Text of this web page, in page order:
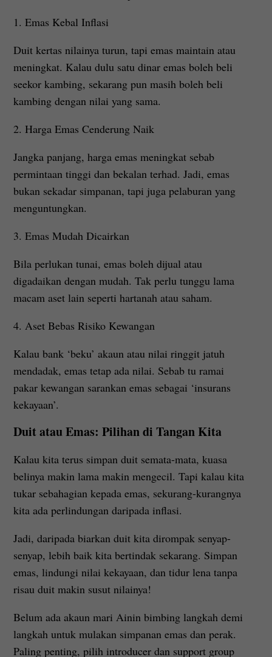
1. Emas Kebal Inflasi
Duit kertas nilainya turun, tapi emas maintain atau
meningkat. Kalau dulu satu dinar emas boleh beli
seekor kambing, sekarang pun masih boleh beli
kambing dengan nilai yang sama.
2. Harga Emas Cenderung Naik
Jangka panjang, harga emas meningkat sebab
permintaan tinggi dan bekalan terhad. Jadi, emas
bukan sekadar simpanan, tapi juga pelaburan yang
menguntungkan.
3. Emas Mudah Dicairkan
Bila perlukan tunai, emas boleh dijual atau
digadaikan dengan mudah. Tak perlu tunggu lama
macam aset lain seperti hartanah atau saham.
4. Aset Bebas Risiko Kewangan
Kalau bank ‘beku’ akaun atau nilai ringgit jatuh
mendadak, emas tetap ada nilai. Sebab tu ramai
pakar kewangan sarankan emas sebagai ‘insurans
kekayaan’.
Duit atau Emas: Pilihan di Tangan Kita
Kalau kita terus simpan duit semata-mata, kuasa
belinya makin lama makin mengecil. Tapi kalau kita
tukar sebahagian kepada emas, sekurang-kurangnya
kita ada perlindungan daripada inflasi.
Jadi, daripada biarkan duit kita dirompak senyap-
senyap, lebih baik kita bertindak sekarang. Simpan
emas, lindungi nilai kekayaan, dan tidur lena tanpa
risau duit makin susut nilainya!
Belum ada akaun mari Ainin bimbing langkah demi
langkah untuk mulakan simpanan emas dan perak.
Paling penting, pilih introducer dan support group